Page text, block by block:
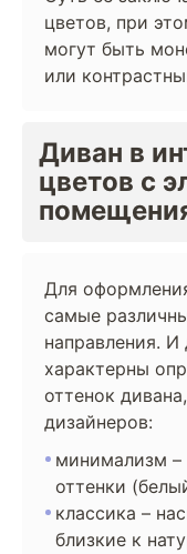
цветов, при
могут быть
или
Диван в
цветов с
Для
самые
направления.
характерны
оттенок
дизайнеров:
минимализм
оттенки
классика –
близкие к